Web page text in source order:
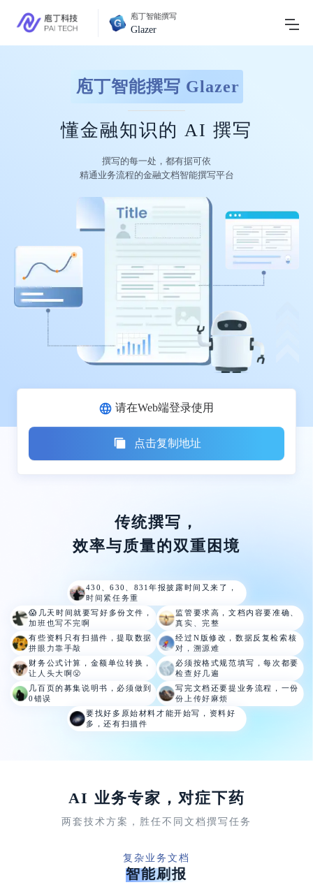
庖丁智能撰写
Glazer
庖丁智能撰写 Glazer
懂金融知识的 AI 撰写
撰写的每一处，都有据可依
精通业务流程的金融文档智能撰写平台
请在Web端登录使用
点击复制地址
传统撰写，
效率与质量的双重困境
430、630、831年报披露时间又来 了，
时间紧任务重
😱几天时间就要写好多份文件，
加班也写不完啊
监管要求高，文档内容要准确、
真实、完整
有些资料只有扫描件，提取数据
拼眼力靠手敲
经过N版修改，数据反复检索核
对，溯源难
财务公式计算，金额单位转换，
让人头大啊😤
必须按格式规范填写，每次都要
检查好几遍
几百页的募集说明书， 必须做到
0错误
写完文档还要提业务流程， 一份
份上传好麻烦
要找好多原始材料才能开始写， 资料好
多，还有扫描件
AI 业务专家，对症下药
两套技术方案，胜任不同文档撰写任务
复杂业务文档
智能刷报